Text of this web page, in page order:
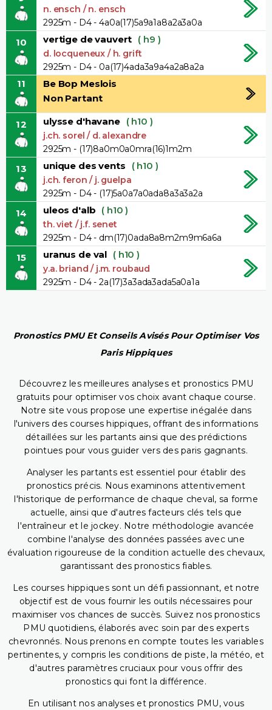
n. ensch / n. ensch
2925m - D4 - 4a0a(17)5a9a1a8a2a3a0a
10 vertige de vauvert ( h9 )
d. locqueneux / h. grift
2925m - D4 - 0a(17)4ada3a9a4a2a8a2a
11
Be Bop Meslois
Non Partant
12 ulysse d'havane ( h10 )
j.ch. sorel / d. alexandre
2925m - (17)8a0m0a0mra(16)1m2m
13 unique des vents ( h10 )
j.ch. feron / j. guelpa
2925m - D4 - (17)5a0a7a0ada8a3a3a2a
14 uleos d'alb ( h10 )
th. viet / j.f. senet
2925m - D4 - dm(17)0ada8a8m2m9m6a6a
15 uranus de val ( h10 )
y.a. briand / j.m. roubaud
2925m - D4 - 2a(17)3a3ada3ada5a0a1a
Pronostics PMU Et Conseils Avisés Pour Optimiser Vos
Paris Hippiques
Découvrez les meilleures analyses et pronostics PMU
gratuits pour optimiser vos choix avant chaque course.
Notre site vous propose une expertise inégalée dans
l'univers des courses hippiques, offrant des informations
détaillées sur les partants ainsi que des prédictions
pointues pour vous guider vers des paris gagnants.
Analyser les partants est essentiel pour établir des
pronostics précis. Nous examinons attentivement
l'historique de performance de chaque cheval, sa forme
actuelle, ainsi que d'autres facteurs clés tels que
l'entraîneur et le jockey. Notre méthodologie avancée
combine l'analyse des données passées avec une
évaluation rigoureuse de la condition actuelle des chevaux,
garantissant des pronostics fiables.
Les courses hippiques sont un défi passionnant, et notre
objectif est de vous fournir les outils nécessaires pour
maximiser vos chances de succès. Suivez nos pronostics
PMU quotidiens, élaborés avec soin par des experts
chevronnés. Nous prenons en compte toutes les variables
pertinentes, y compris les conditions de piste, la météo, et
d'autres paramètres cruciaux pour vous offrir des
pronostics qui font la différence.
En utilisant nos analyses et pronostics PMU, vous